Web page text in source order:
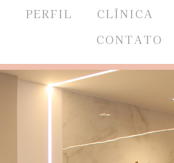
PERFIL CLÍNICA
CONTATO